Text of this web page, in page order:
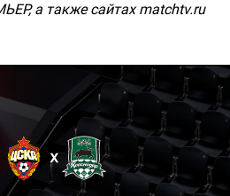
а также сайтах matchtv.ru